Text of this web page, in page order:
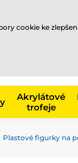
Akrylátové
trofeje
Plastové figurky na
cookie ke